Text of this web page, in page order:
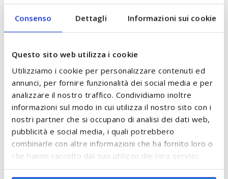
Consenso Dettagli Informazioni sui cookie
Questo sito web utilizza i cookie
Utilizziamo i cookie per personalizzare contenuti ed
annunci, per fornire funzionalità dei social media e per
analizzare il nostro traffico. Condividiamo inoltre
informazioni sul modo in cui utilizza il nostro sito con i
nostri partner che si occupano di analisi dei dati web,
pubblicità e social media, i quali potrebbero
combinarle con altre informazioni che ha fornito loro o
che hanno raccolto dal suo utilizzo dei loro servizi.
Primi pannolini per un neonato: quali e
5 segnali che il pannolino è troppo
piccolo
January 9, 2026
Amido di riso: l'alleato perfetto per il
bagnetto
December 9, 2025